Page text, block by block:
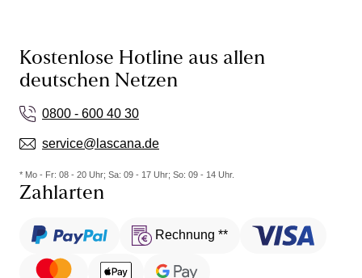
Kostenlose Hotline aus allen
deutschen Netzen
0800 - 600 40 30
service@lascana.de
* Mo - Fr: 08 - 20 Uhr; Sa: 09 - 17 Uhr; So: 09 - 14 Uhr.
Zahlarten
Rechnung **